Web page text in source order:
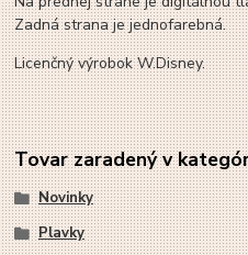
Zadná strana je jednofarebná.
Licenčný výrobok W.Disney.
Tovar zaradený v
Novinky
Plavky